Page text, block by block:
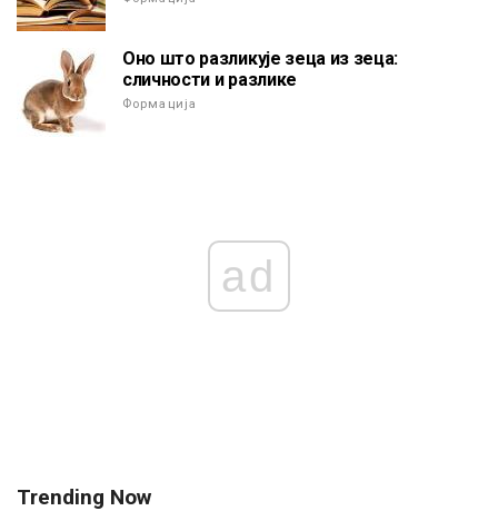
Оно што разликује зеца из зеца:
сличности и разлике
Формација
ad
Trending Now